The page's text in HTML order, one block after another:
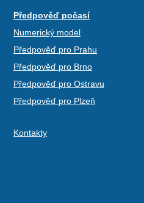
Předpověď počasí
Numerický model
Předpověď pro Prahu
Předpověď pro Brno
Předpověď pro Ostravu
Předpověď pro Plzeň
Kontakty